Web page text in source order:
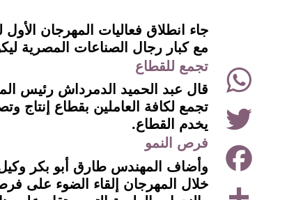
Share
Facebook
Twitter
WhatsApp
instagramجاء انطلاق فعاليات المهرجان
مع كبار رجال الصناعات المصرية
تجمع للقطاع
قال عبد الحميد الدمرداش رئيس
تجمع لكافة العاملين بقطاع إنتاج
يخدم القطاع.
فرص النمو
وأضاف المهندس طارق أبو بكر وكيل
خلال المهرجان إلقاء الضوء على